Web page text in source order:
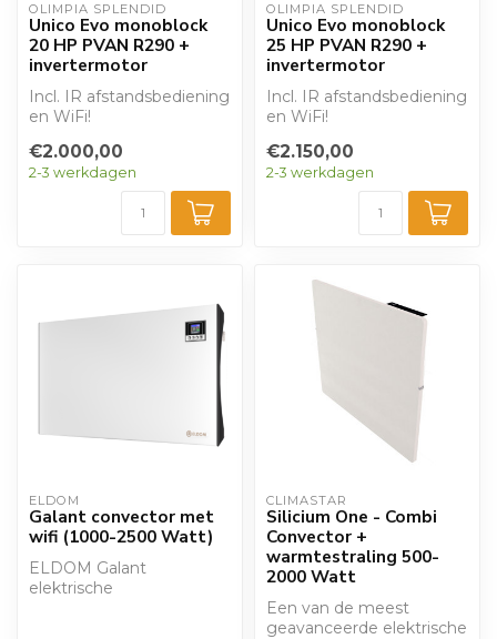
OLIMPIA SPLENDID
Unico Evo monoblock
20 HP PVAN R290 +
invertermotor
Incl. IR afstandsbediening
en WiFi!
Krachtige, stille
airconditioning + heate...
€2.000,00
2-3 werkdagen
OLIMPIA SPLENDID
Unico Evo monoblock
25 HP PVAN R290 +
invertermotor
Incl. IR afstandsbediening
en WiFi!
Krachtige, stille
airconditioning + heate...
€2.150,00
2-3 werkdagen
ELDOM
Galant convector met
wifi (1000-2500 Watt)
ELDOM Galant
elektrische
CLIMASTAR
Silicium One - Combi
Convector +
warmtestraling 500-
2000 Watt
Een van de meest
geavanceerde elektrische